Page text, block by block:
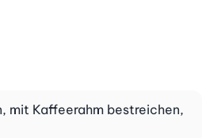
mit Kaffeerahm bestreichen,